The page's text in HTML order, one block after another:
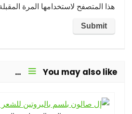
هذا المتصفح لاستخدامها المرة
You may also like…